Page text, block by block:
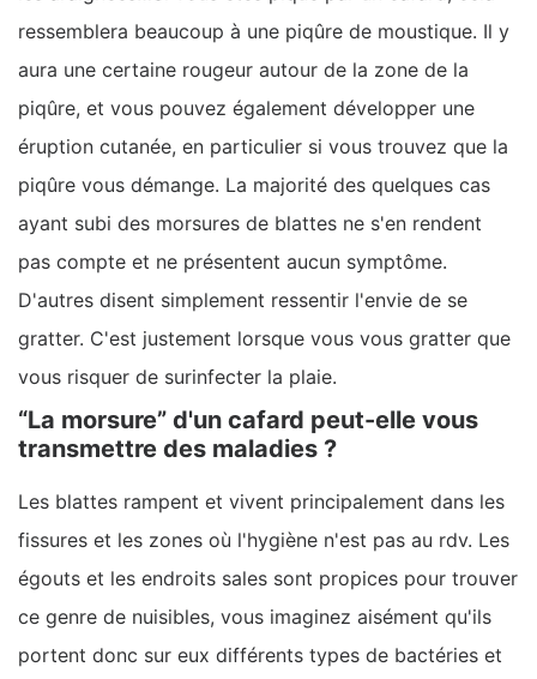
ressemblera beaucoup à une piqûre de moustique. Il y
aura une certaine rougeur autour de la zone de la
piqûre, et vous pouvez également développer une
éruption cutanée, en particulier si vous trouvez que la
piqûre vous démange. La majorité des quelques cas
ayant subi des morsures de blattes ne s'en rendent
pas compte et ne présentent aucun symptôme.
D'autres disent simplement ressentir l'envie de se
gratter. C'est justement lorsque vous vous gratter que
vous risquer de surinfecter la plaie.
“La morsure” d'un cafard peut-elle vous
transmettre des maladies ?
Les blattes rampent et vivent principalement dans les
fissures et les zones où l'hygiène n'est pas au rdv. Les
égouts et les endroits sales sont propices pour trouver
ce genre de nuisibles, vous imaginez aisément qu'ils
portent donc sur eux différents types de bactéries et